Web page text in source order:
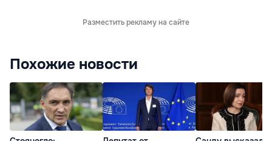
Разместить рекламу на сайте
Похожие новости